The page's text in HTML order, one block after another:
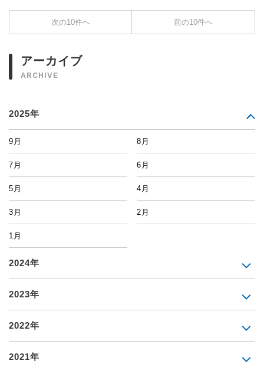
次の10件へ 前の10件へ
アーカイブ
ARCHIVE
2025年
9月 8月
7月 6月
5月 4月
3月 2月
1月
2024年
2023年
2022年
2021年